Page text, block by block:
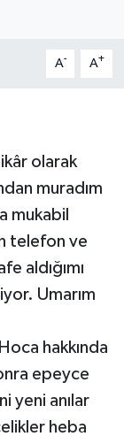
A- A+
olarak
muradım
mukabil
telefon ve
aldığımı
Umarım
hakkında
epeyce
yeni anılar
heba